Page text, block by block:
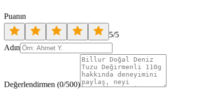
Puanın
5/5
Adın
Değerlendirmen (0/500)